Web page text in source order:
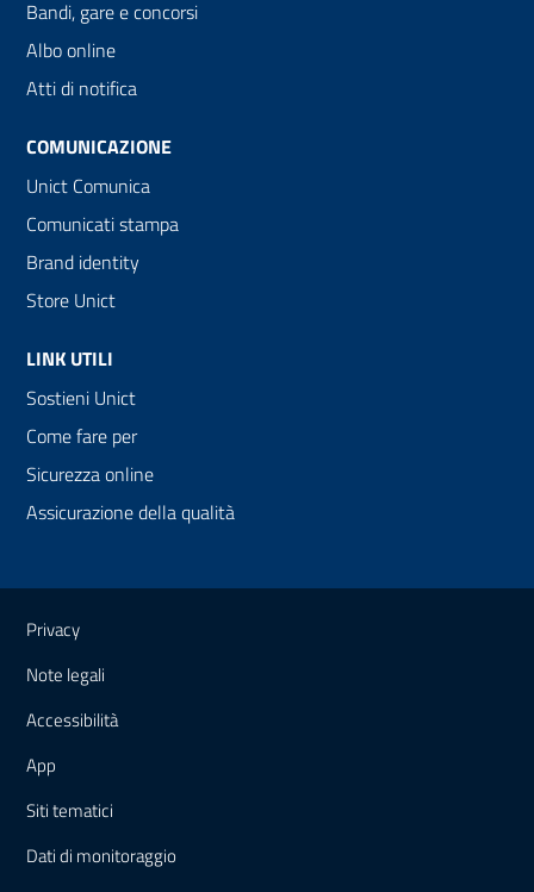
Bandi, gare e concorsi
Albo online
Atti di notifica
COMUNICAZIONE
Unict Comunica
Comunicati stampa
Brand identity
Store Unict
LINK UTILI
Sostieni Unict
Come fare per
Sicurezza online
Assicurazione della qualità
Link e informazioni utili
Privacy
Note legali
Accessibilità
App
Siti tematici
Dati di monitoraggio